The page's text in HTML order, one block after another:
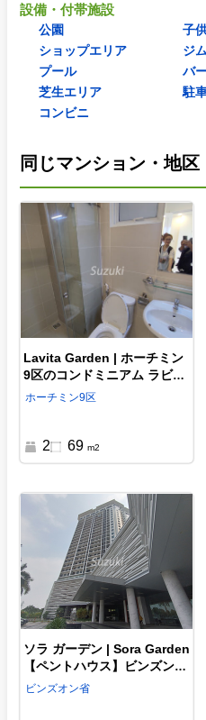
設備・付帯施設
公園
子
ショップエリア
ジ
プール
バ
芝生エリア
駐
コンビニ
同じマンション・地
Lavita Garden | ホーチミン
9区のコンドミニアム ラビタ
ガーデン（外国人購入・売
ホーチミン9区
2 69 m2
ソラ ガーデン | Sora Garden
【ペントハウス】ビンズン省
の高級コンドミニアム（外国
ビンズオン省